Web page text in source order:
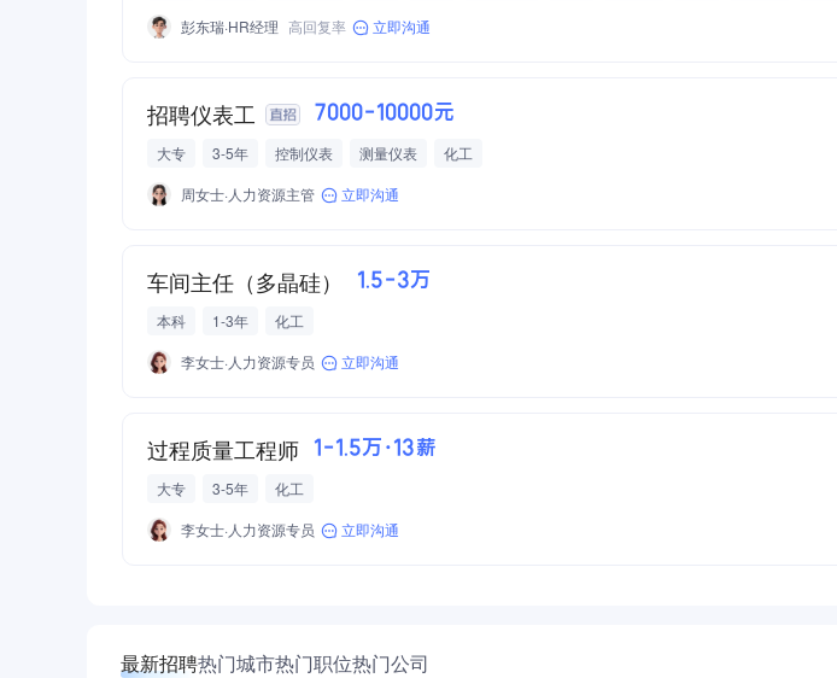
化学原料/化学制品
彭东瑞·HR经理 高回复率 立即沟通
招聘仪表工 7000-10000元
大专 3-5年 控制仪表 测量仪表
化工
周女士·人力资源主管
立即沟通
车间主任（多晶硅） 1.5-3万
本科 1-3年
化工
李女士·人力资源专员
立即沟通
过程质量工程师 1-1.5万·13薪
大专 3-5年
化工
李女士·人力资源专员
立即沟通
最新招聘热门城市热门职位热门公司